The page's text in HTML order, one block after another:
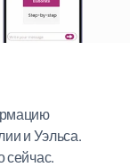
и Уэльса.
сейчас.